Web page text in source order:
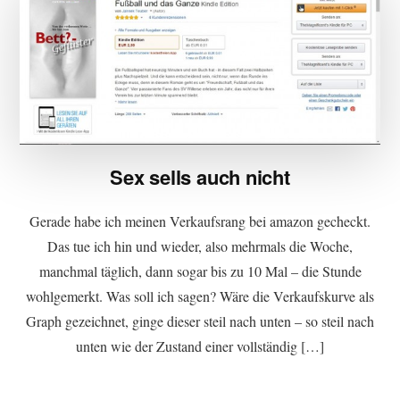
Sex sells auch nicht
Gerade habe ich meinen Verkaufsrang bei amazon gecheckt.
Das tue ich hin und wieder, also mehrmals die Woche,
manchmal täglich, dann sogar bis zu 10 Mal – die Stunde
wohlgemerkt. Was soll ich sagen? Wäre die Verkaufskurve als
Graph gezeichnet, ginge dieser steil nach unten – so steil nach
unten wie der Zustand einer vollständig […]